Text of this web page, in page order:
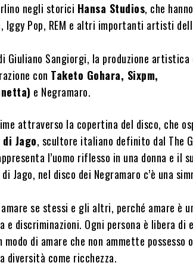
negli storici Hansa Studios, che
Iggy Pop, REM e altri importanti artisti
Giuliano Sangiorgi, la produzione
con Taketo Gohara, Sixpm,
e Negramaro.
attraverso la copertina del disco, che
Jago, scultore italiano definito dal The
l’uomo riflesso in una donna e il
Jago, nel disco dei Negramaro c’è una
se stessi e gli altri, perché amare è
e discriminazioni. Ogni persona è libera di
di amare che non ammette possesso o
diversità come ricchezza.